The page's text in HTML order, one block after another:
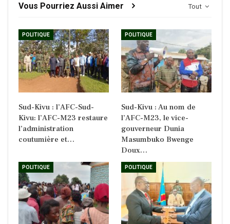
Tout
Vous Pourriez Aussi Aimer
POLITIQUE
Sud-Kivu : l’AFC-Sud-
Kivu: l’AFC-M23 restaure
l’administration
coutumière et…
POLITIQUE
Sud-Kivu : Au nom de
l’AFC-M23, le vice-
gouverneur Dunia
Masumbuko Bwenge
Doux…
POLITIQUE POLITIQUE